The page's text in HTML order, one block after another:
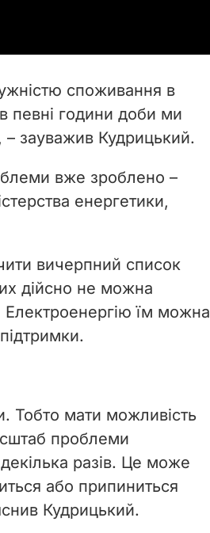
споживання в
години доби ми
– зауважив Кудрицький.
вже зроблено –
енергетики,
вичерпний список
дійсно не можна
Електроенергію їм можна
Тобто мати можливість
проблеми
разів. Це може
або припиниться
Кудрицький.